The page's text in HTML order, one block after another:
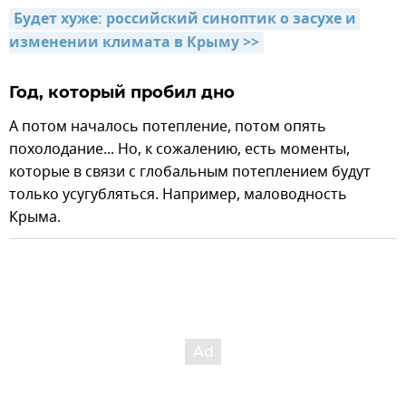
Будет хуже: российский синоптик о засухе и
изменении климата в Крыму >>
Год, который пробил дно
А потом началось потепление, потом опять
похолодание... Но, к сожалению, есть моменты,
которые в связи с глобальным потеплением будут
только усугубляться. Например, маловодность
Крыма.